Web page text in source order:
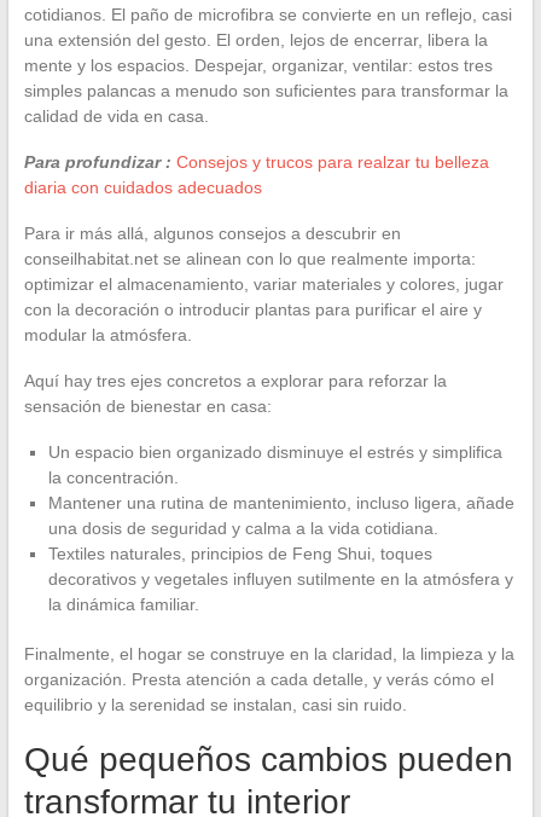
cotidianos. El paño de microfibra se convierte en un reflejo, casi
una extensión del gesto. El orden, lejos de encerrar, libera la
mente y los espacios. Despejar, organizar, ventilar: estos tres
simples palancas a menudo son suficientes para transformar la
calidad de vida en casa.
Para profundizar : Consejos y trucos para realzar tu belleza
diaria con cuidados adecuados
Para ir más allá, algunos consejos a descubrir en
conseilhabitat.net se alinean con lo que realmente importa:
optimizar el almacenamiento, variar materiales y colores, jugar
con la decoración o introducir plantas para purificar el aire y
modular la atmósfera.
Aquí hay tres ejes concretos a explorar para reforzar la
sensación de bienestar en casa:
Un espacio bien organizado disminuye el estrés y simplifica
la concentración.
Mantener una rutina de mantenimiento, incluso ligera, añade
una dosis de seguridad y calma a la vida cotidiana.
Textiles naturales, principios de Feng Shui, toques
decorativos y vegetales influyen sutilmente en la atmósfera y
la dinámica familiar.
Finalmente, el hogar se construye en la claridad, la limpieza y la
organización. Presta atención a cada detalle, y verás cómo el
equilibrio y la serenidad se instalan, casi sin ruido.
Qué pequeños cambios pueden
transformar tu interior